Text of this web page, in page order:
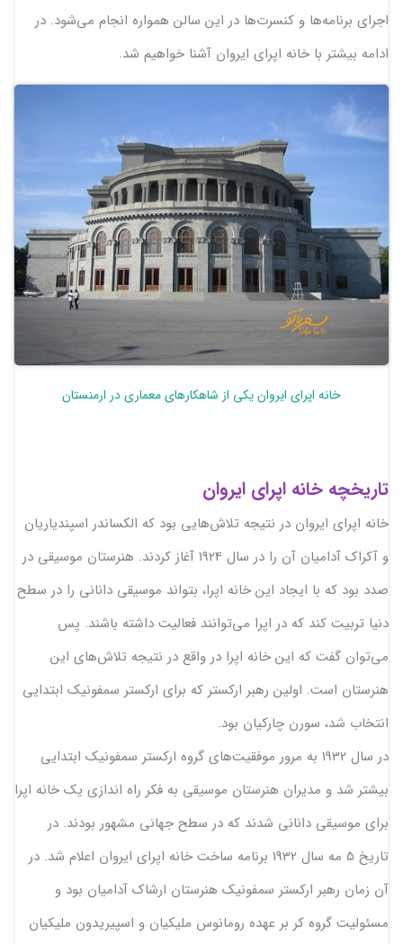
اجرای برنامه‌ها و کنسرت‌ها در این سالن همواره انجام می‌شود. در
ادامه بیشتر با خانه اپرای ایروان آشنا خواهیم شد.
خانه اپرای ایروان یکی از شاهکارهای معماری در ارمنستان
تاریخچه خانه اپرای ایروان
خانه اپرای ایروان در نتیجه تلاش‌هایی بود که الکساندر اسپندیاریان
و آکراک آدامیان آن را در سال 1924 آغاز کردند. هنرستان موسیقی در
صدد بود که با ایجاد این خانه اپرا، بتواند موسیقی دانانی را در سطح
دنیا تربیت کند که در اپرا می‌توانند فعالیت داشته باشند. پس
می‌توان گفت که این خانه اپرا در واقع در نتیجه تلاش‌های این
هنرستان است. اولین رهبر ارکستر که برای ارکستر سمفونیک ابتدایی
انتخاب شد، سورن چارکیان بود.
در سال 1932 به مرور موفقیت‌های گروه ارکستر سمفونیک ابتدایی
بیشتر شد و مدیران هنرستان موسیقی به فکر راه اندازی یک خانه اپرا
برای موسیقی دانانی شدند که در سطح جهانی مشهور بودند. در
تاریخ 5 مه سال 1932 برنامه ساخت خانه اپرای ایروان اعلام شد. در
آن زمان رهبر ارکستر سمفونیک هنرستان ارشاک آدامیان بود و
مسئولیت گروه کر بر عهده رومانوس ملیکیان و اسپیریدون ملیکیان